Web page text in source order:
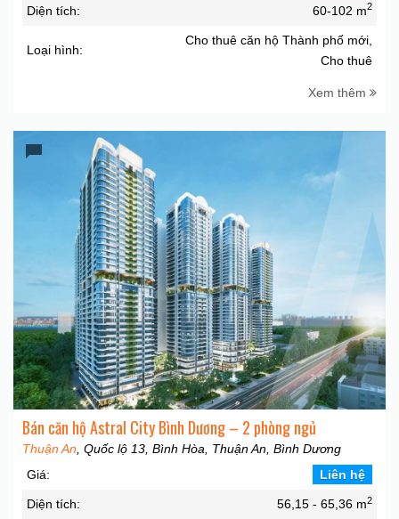
Diện tích: 60-102 m2
Loại hình:
Cho thuê căn hộ Thành phố mới,
Cho thuê
Xem thêm
Bán căn hộ Astral City Bình Dương – 2 phòng ngủ
Thuận An , Quốc lộ 13, Bình Hòa, Thuận An, Bình Dương
Giá:
Liên hệ
Diện tích: 56,15 - 65,36 m2